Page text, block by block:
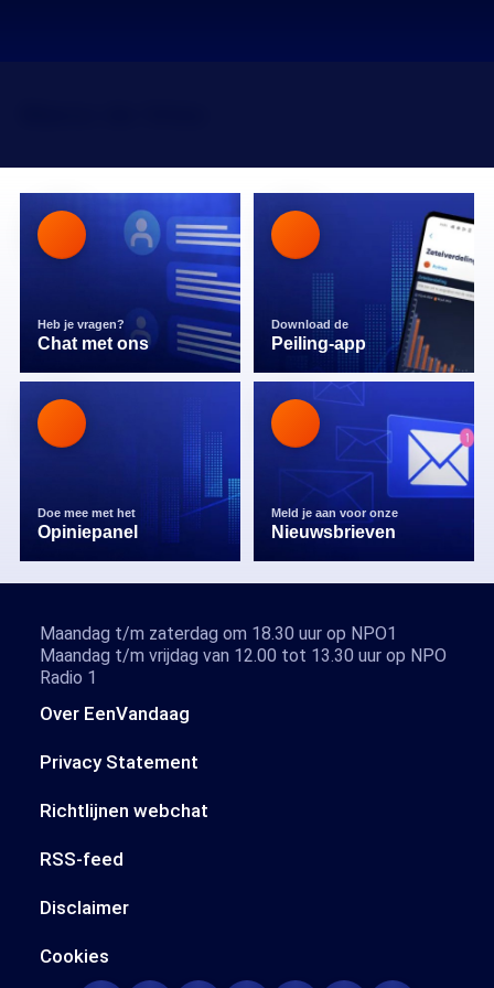
Heb je vragen?
Chat met ons
Download de
Peiling-app
Doe mee met het
Opiniepanel
Meld je aan voor onze
Nieuwsbrieven
Over EenVandaag
Privacy Statement
Richtlijnen webchat
RSS-feed
Disclaimer
Cookies
Maandag t/m zaterdag om 18.30 uur op NPO1
Maandag t/m vrijdag van 12.00 tot 13.30 uur op NPO
Radio 1